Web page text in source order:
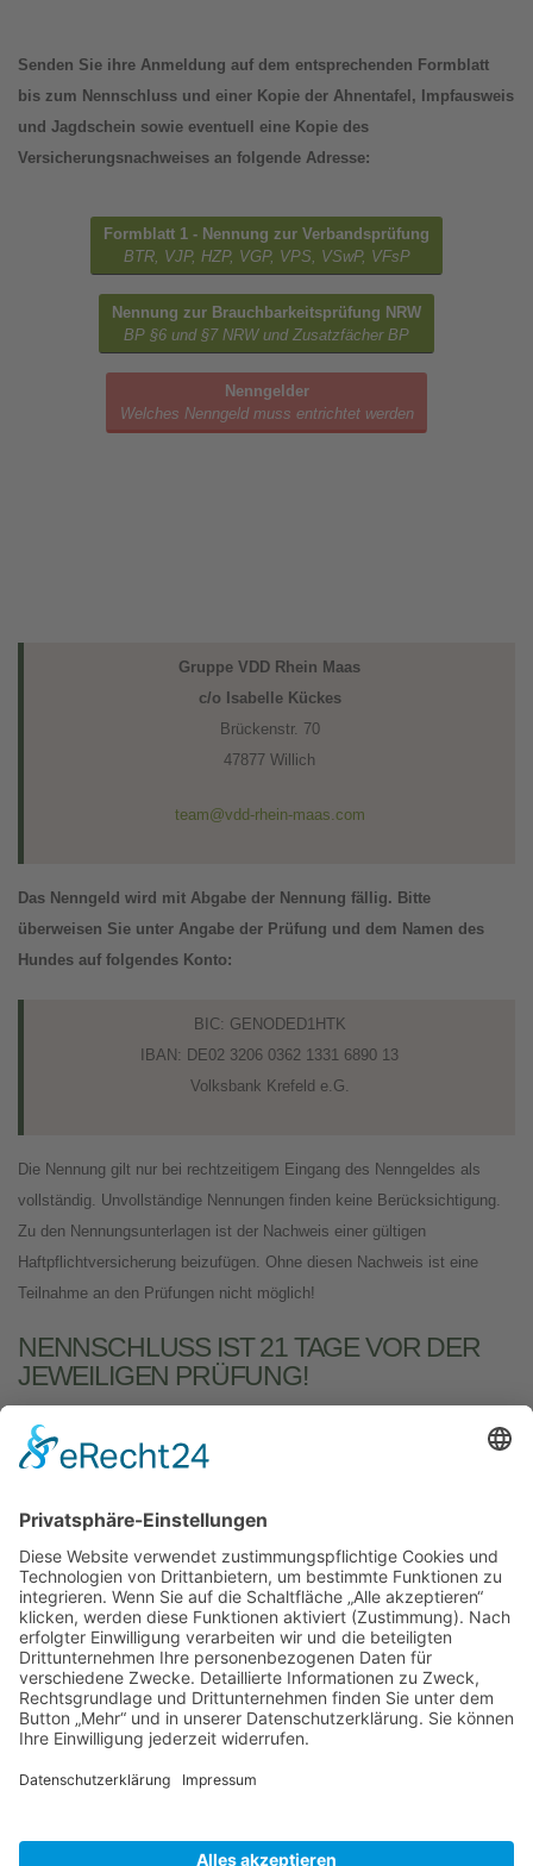
Senden Sie ihre Anmeldung auf dem entsprechenden Formblatt
bis zum Nennschluss und einer Kopie der Ahnentafel, Impfausweis
und Jagdschein sowie eventuell eine Kopie des
Versicherungsnachweises an folgende Adresse:
Formblatt 1 - Nennung zur Verbandsprüfung
BTR, VJP, HZP, VGP, VPS, VSwP, VFsP
Nennung zur Brauchbarkeitsprüfung NRW
BP §6 und §7 NRW und Zusatzfächer BP
Nenngelder
Welches Nenngeld muss entrichtet werden
Gruppe VDD Rhein Maas
c/o Isabelle Kückes
Brückenstr. 70
47877 Willich
team@vdd-rhein-maas.com
Das Nenngeld wird mit Abgabe der Nennung fällig. Bitte
überweisen Sie unter Angabe der Prüfung und dem Namen des
Hundes auf folgendes Konto:
BIC: GENODED1HTK
IBAN: DE02 3206 0362 1331 6890 13
Volksbank Krefeld e.G.
Die Nennung gilt nur bei rechtzeitigem Eingang des Nenngeldes als
vollständig. Unvollständige Nennungen finden keine Berücksichtigung.
Zu den Nennungsunterlagen ist der Nachweis einer gültigen
Haftpflichtversicherung beizufügen. Ohne diesen Nachweis ist eine
Teilnahme an den Prüfungen nicht möglich!
NENNSCHLUSS IST 21 TAGE VOR DER J
EWEILIGEN PRÜFUNG!
Bei uns können Sie folgende Jagd­
gebrauchs­hundeprüfungen führen:
BTR, VJP, HZP, VGP, VPS, VSwP, VFsP, BP §6
und §7 NRW
PRÜFUNGSTERMINE
© Copyright 2026. All Rights Reserved.
IMPRESSUM